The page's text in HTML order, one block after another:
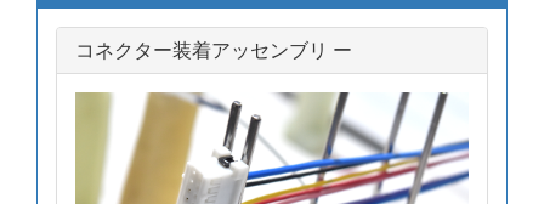
コネクター装着アッセンブリ ー